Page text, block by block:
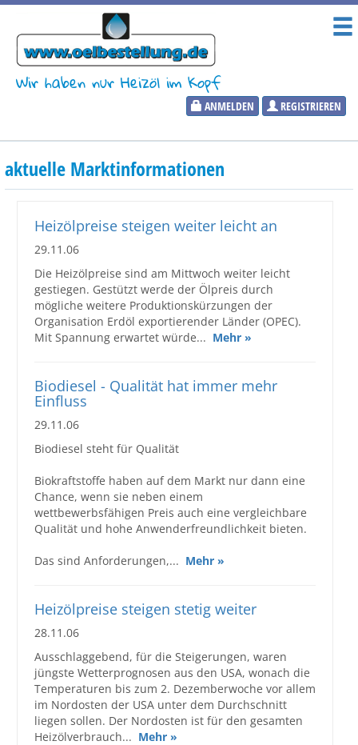
Wir haben nur Heizöl im Kopf
ANMELDEN REGISTRIEREN
Heizölpreise
Aktueller Heizölpreis
Marktinformationen
Wunschpreis Benachrichtigung
Großbestellungen
Produkte
Händler
Hilfe und Kontakt
Shop
aktuelle Marktinformationen
Heizölpreise steigen weiter leicht an
29.11.06
Die Heizölpreise sind am Mittwoch weiter leicht
gestiegen. Gestützt werde der Ölpreis durch
mögliche weitere Produktionskürzungen der
Organisation Erdöl exportierender Länder (OPEC).
Mit Spannung erwartet würde... Mehr »
Biodiesel - Qualität hat immer mehr
Einfluss
29.11.06
Biodiesel steht für Qualität
Biokraftstoffe haben auf dem Markt nur dann eine
Chance, wenn sie neben einem
wettbewerbsfähigen Preis auch eine vergleichbare
Qualität und hohe Anwenderfreundlichkeit bieten.
Das sind Anforderungen,... Mehr »
Heizölpreise steigen stetig weiter
28.11.06
Ausschlaggebend, für die Steigerungen, waren
jüngste Wetterprognosen aus den USA, wonach die
Temperaturen bis zum 2. Dezemberwoche vor allem
im Nordosten der USA unter dem Durchschnitt
liegen sollen. Der Nordosten ist für den gesamten
Heizölverbrauch... Mehr »